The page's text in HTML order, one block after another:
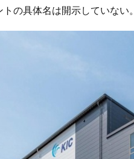
の具体名は開示していない。